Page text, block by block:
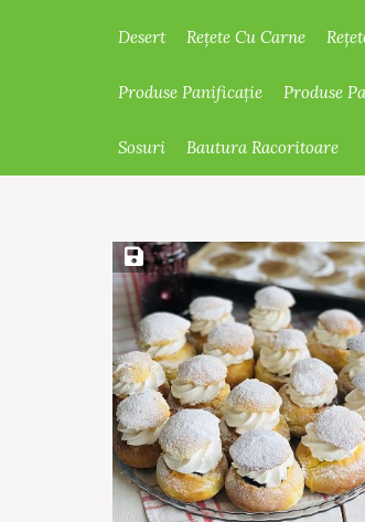
Desert Rețete Cu Carne
Produse Panificație Produse
Sosuri Bautura Racoritoare
Save Recipe